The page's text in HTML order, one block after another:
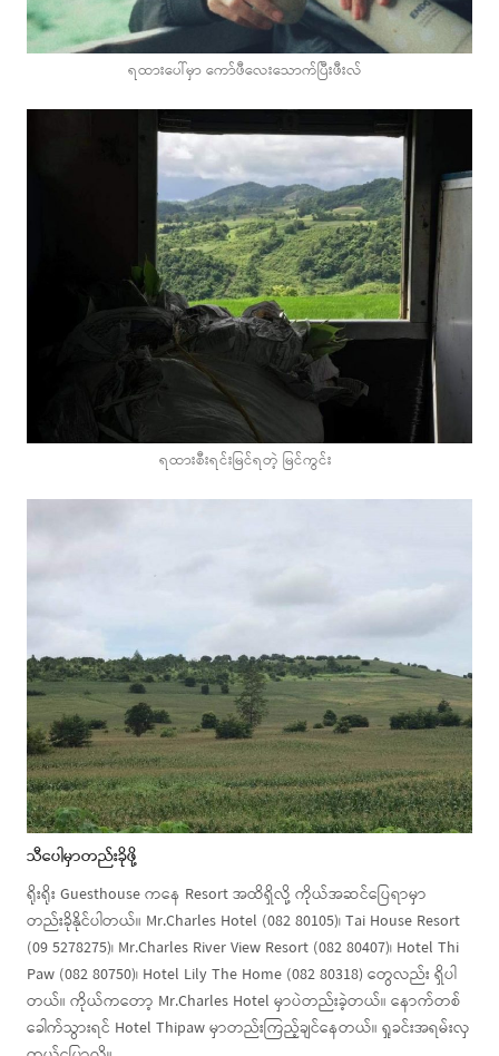
ရထားပေါ်မှာ ကော်ဖီလေးသောက်ပြီးဖီးလ်
ရထားစီးရင်းမြင်ရတဲ့ မြင်ကွင်း
သီပေါမှာတည်းခိုဖို့
ရိုးရိုး Guesthouse ကနေ Resort အထိရှိလို့ ကိုယ်အဆင်ပြေရာမှာ
တည်းခိုနိုင်ပါတယ်။ Mr.Charles Hotel (082 80105)၊ Tai House Resort
(09 5278275)၊ Mr.Charles River View Resort (082 80407)၊ Hotel Thi
Paw (082 80750)၊ Hotel Lily The Home (082 80318) တွေလည်း ရှိပါ
တယ်။ ကိုယ်ကတော့ Mr.Charles Hotel မှာပဲတည်းခဲ့တယ်။ နောက်တစ်
ခေါက်သွားရင် Hotel Thipaw မှာတည်းကြည့်ချင်နေတယ်။ ရှုခင်းအရမ်းလှ